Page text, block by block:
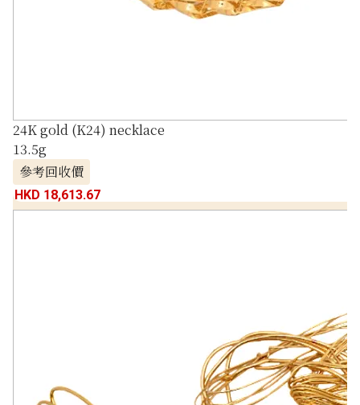
24K gold (K24) necklace
13.5g
參考回收價
HKD 18,613.67